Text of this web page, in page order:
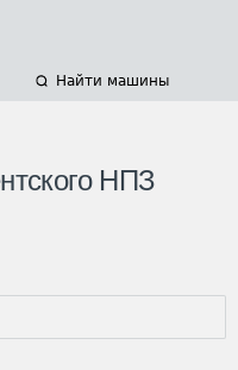
Найти машины
НПЗ